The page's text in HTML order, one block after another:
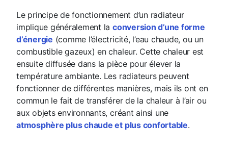
Le principe de fonctionnement d’un radiateur
implique généralement la conversion d’une forme
d’énergie (comme l’électricité, l’eau chaude, ou un
combustible gazeux) en chaleur. Cette chaleur est
ensuite diffusée dans la pièce pour élever la
température ambiante. Les radiateurs peuvent
fonctionner de différentes manières, mais ils ont en
commun le fait de transférer de la chaleur à l’air ou
aux objets environnants, créant ainsi une
atmosphère plus chaude et plus confortable.